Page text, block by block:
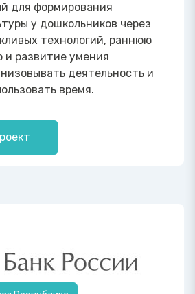
для формирования
у дошкольников через
технологий, раннюю
и развитие умения
деятельность и
время.